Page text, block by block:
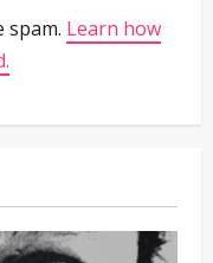
spam. Learn how